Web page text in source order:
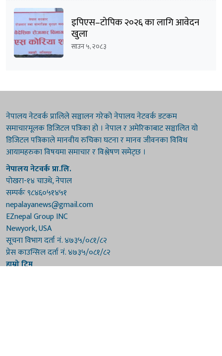
इपिएस–टोपिक २०२६ का लागि आवेदन
खुला
साउन ५, २०८३
नेपालय नेटवर्क प्रालिले सञ्चालन गरेको नेपालय नेटवर्क डटकम
समाचारमूलक डिजिटल पत्रिका हो । नेपाल र अमेरिकाबाट सञ्चालित यो
डिजिटल पत्रिकाले मानवीय रुचिका घटना र मानव जीवनका विविध
आयामहरुका विषयमा समाचार र विश्लेषण समेट्छ ।
नेपालय नेटवर्क प्रा.लि.
पोखरा-१४ चाउथे, नेपाल
सम्पर्कः ९८४६०५१४५१
nepalayanews@gmail.com
EZnepal Group INC
Newyork, USA
सूचना विभाग दर्ता नं. ४७३५/०८१/८२
प्रेस काउन्सिल दर्ता नं. ४७३५/०८१/८२
हाम्रो टिम